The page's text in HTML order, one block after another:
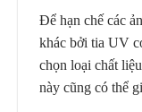
Để hạn chế các
khác bởi tia UV
chọn loại chất
này cũng có thể